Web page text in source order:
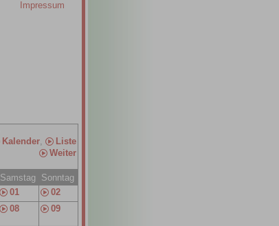
Impressum
Kalender,
Liste
Weiter
Samstag
Sonntag
01
02
08 09